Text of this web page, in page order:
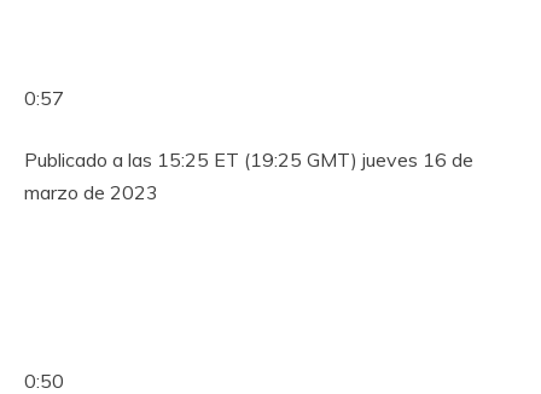
0:57
Publicado a las 15:25 ET (19:25 GMT) jueves 16 de
marzo de 2023
0:50